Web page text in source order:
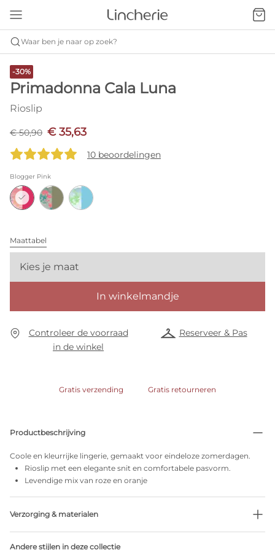
Waar ben je naar op zoek?
-30%
Primadonna Cala Luna
Rioslip
€ 50,90 € 35,63
10 beoordelingen
Blogger Pink
Maattabel
Kies je maat
In winkelmandje
Controleer de voorraad
in de winkel
Reserveer & Pas
Gratis verzending Gratis retourneren
Productbeschrijving
Coole en kleurrijke lingerie, gemaakt voor eindeloze zomerdagen.
Rioslip met een elegante snit en comfortabele pasvorm.
Levendige mix van roze en oranje
Verzorging & materialen
Andere stijlen in deze collectie